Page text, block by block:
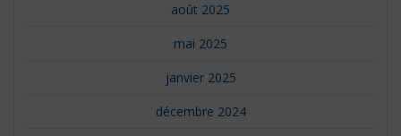
août 2025
mai 2025
janvier 2025
décembre 2024